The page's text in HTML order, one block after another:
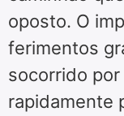
oposto. O
ferimentos
socorrido
rapidamente